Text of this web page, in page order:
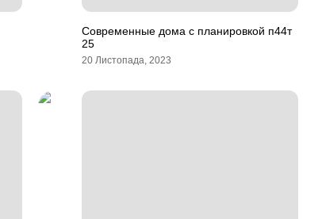
Современные дома с планировкой п44т
25
20 Листопада, 2023